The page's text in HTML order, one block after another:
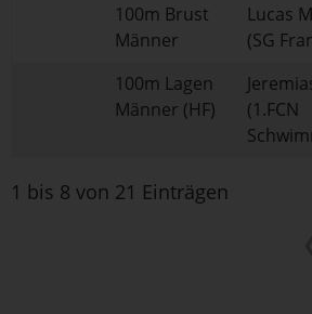
100m Brust
Männer
Lucas
(SG
100m Lagen
Männer (HF)
(1.FCN
1 bis 8 von 21 Einträgen